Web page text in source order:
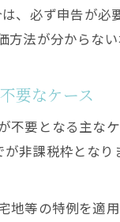
、必ず申告が必
方法が分からな
要なケース
不要となる主な
非課税枠とな
地等の特例を適